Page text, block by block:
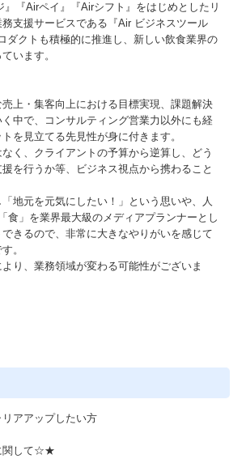
』『Airペイ』『Airシフト』をはじめとしたリ
支援サービスである『Air ビジネスツール
ダクトも積極的に推進し、新しい飲食業界の
います。
売上・集客向上における目標実現、課題解決
中で、コンサルティング営業力以外にも経
を見立てる先見性が身に付きます。
く、クライアントの予算から逆算し、どう
を行うか等、ビジネス視点から携わること
地元を元気にしたい！」という思いや、人
食」を業界最大級のメディアプランナーとし
きるので、非常に大きなやりがいを感じて
。
り、業務領域が変わる可能性がございま
アアップしたい方
関して☆★